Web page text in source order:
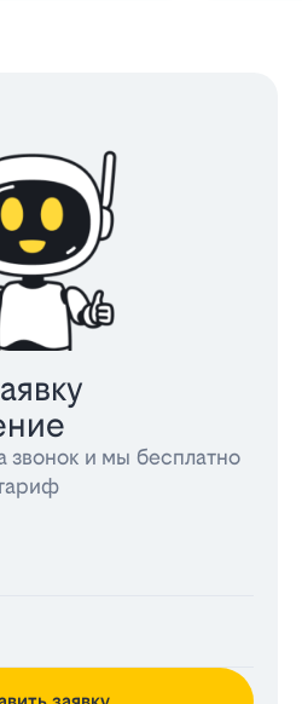
звонок и мы бесплатно